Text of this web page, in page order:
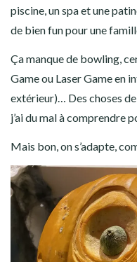
piscine, un spa et une
de bien fun pour une
Ça manque de bowling,
Game ou Laser Game en
extérieur)… Des choses
j’ai du mal à comprendre
Mais bon, on s’adapte,